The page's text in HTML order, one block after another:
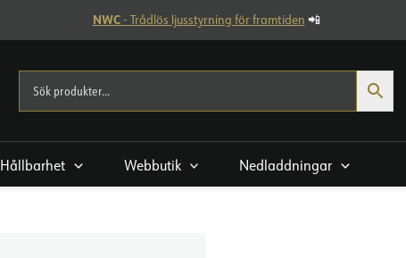
NWC- Trådlös ljusstyrning för framtiden 📲
Hållbarhet Webbutik Nedladdningar